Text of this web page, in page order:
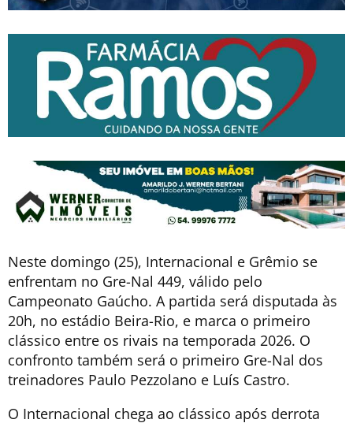
Neste domingo (25), Internacional e Grêmio se
enfrentam no Gre-Nal 449, válido pelo
Campeonato Gaúcho. A partida será disputada às
20h, no estádio Beira-Rio, e marca o primeiro
clássico entre os rivais na temporada 2026. O
confronto também será o primeiro Gre-Nal dos
treinadores Paulo Pezzolano e Luís Castro.
O Internacional chega ao clássico após derrota